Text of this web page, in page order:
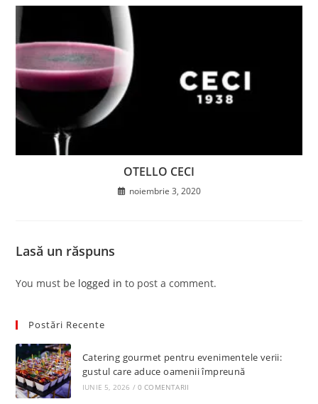
OTELLO CECI
noiembrie 3, 2020
Lasă un răspuns
You must be logged in to post a comment.
Postări Recente
Catering gourmet pentru evenimentele verii:
gustul care aduce oamenii împreună
IUNIE 5, 2026 / 0 COMENTARII